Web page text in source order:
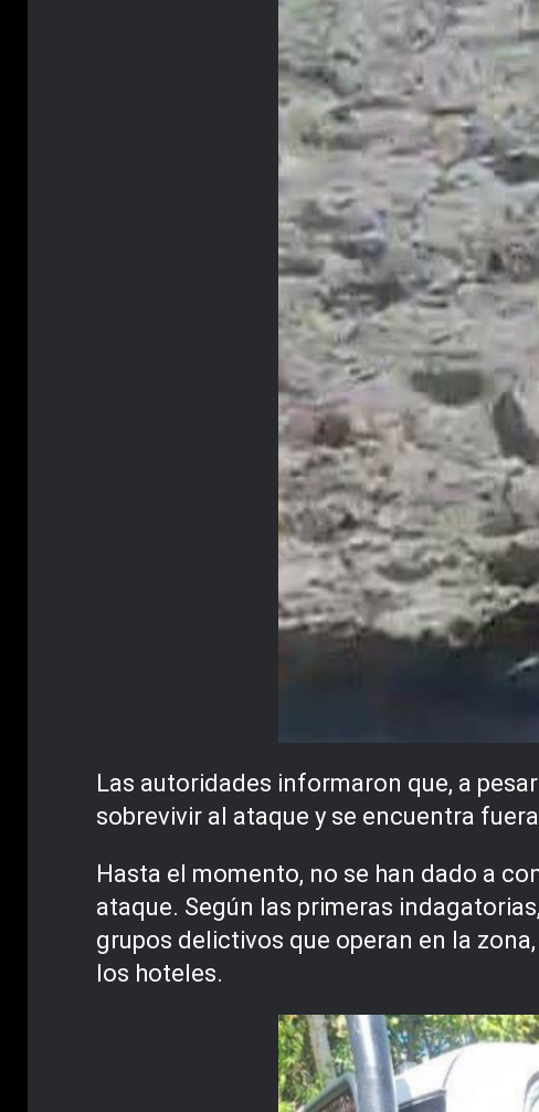
Las autoridades informaron que, a
sobrevivir al ataque y se encuentra
Hasta el momento, no se han dado a
ataque. Según las primeras
grupos delictivos que operan en la
los hoteles.